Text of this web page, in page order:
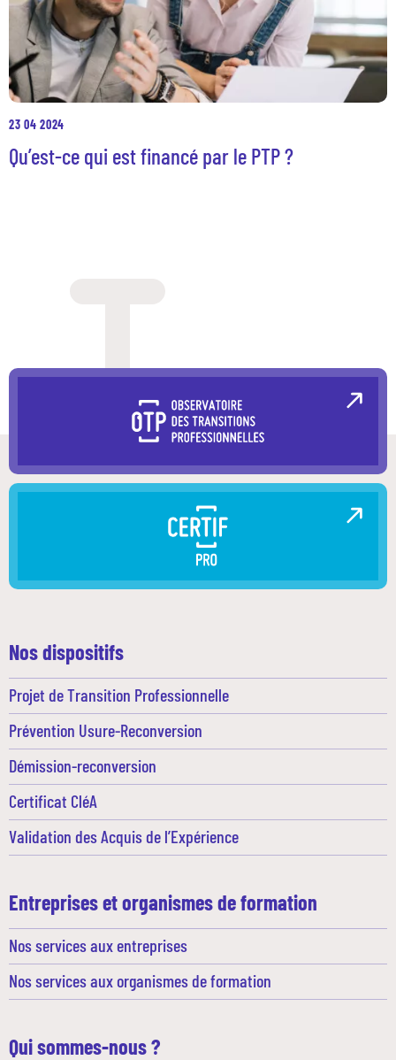
23 04 2024
Qu’est-ce qui est financé par le PTP ?
Nos dispositifs
Projet de Transition Professionnelle
Prévention Usure-Reconversion
Démission-reconversion
Certificat CléA
Validation des Acquis de l’Expérience
Entreprises et organismes de formation
Nos services aux entreprises
Nos services aux organismes de formation
Qui sommes-nous ?